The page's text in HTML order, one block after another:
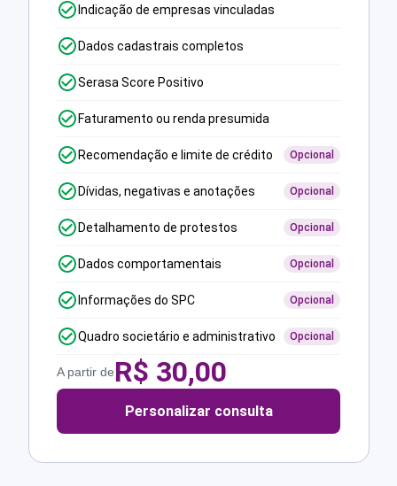
Indicação de empresas vinculadas
Dados cadastrais completos
Serasa Score Positivo
Faturamento ou renda presumida
Recomendação e limite de crédito Opcional
Dívidas, negativas e anotações Opcional
Detalhamento de protestos Opcional
Dados comportamentais Opcional
Informações do SPC Opcional
Quadro societário e administrativo Opcional
A partir deR$ 30,00
Personalizar consulta